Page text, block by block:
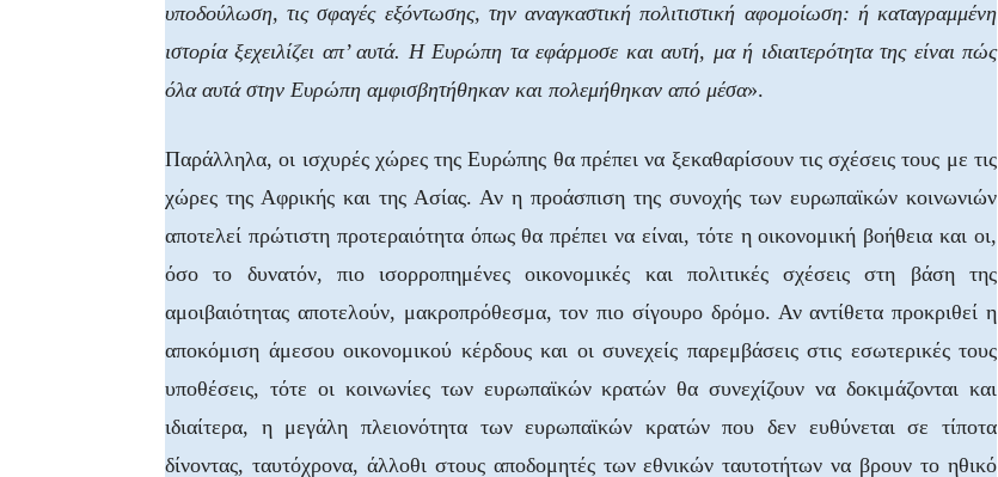
υποδούλωση, τις σφαγές εξόντωσης, την αναγκαστική πολιτιστική αφομοίωση: ή καταγραμμένη
ιστορία ξεχειλίζει απ’ αυτά. Η Ευρώπη τα εφάρμοσε και αυτή, μα ή ιδιαιτερότητα της είναι πώς
όλα αυτά στην Ευρώπη αμφισβητήθηκαν και πολεμήθηκαν από μέσα».
Παράλληλα, οι ισχυρές χώρες της Ευρώπης θα πρέπει να ξεκαθαρίσουν τις σχέσεις τους με τις
χώρες της Αφρικής και της Ασίας. Αν η προάσπιση της συνοχής των ευρωπαϊκών κοινωνιών
αποτελεί πρώτιστη προτεραιότητα όπως θα πρέπει να είναι, τότε η οικονομική βοήθεια και οι,
όσο το δυνατόν, πιο ισορροπημένες οικονομικές και πολιτικές σχέσεις στη βάση της
αμοιβαιότητας αποτελούν, μακροπρόθεσμα, τον πιο σίγουρο δρόμο. Αν αντίθετα προκριθεί η
αποκόμιση άμεσου οικονομικού κέρδους και οι συνεχείς παρεμβάσεις στις εσωτερικές τους
υποθέσεις, τότε οι κοινωνίες των ευρωπαϊκών κρατών θα συνεχίζουν να δοκιμάζονται και
ιδιαίτερα, η μεγάλη πλειονότητα των ευρωπαϊκών κρατών που δεν ευθύνεται σε τίποτα
δίνοντας, ταυτόχρονα, άλλοθι στους αποδομητές των εθνικών ταυτοτήτων να βρουν το ηθικό